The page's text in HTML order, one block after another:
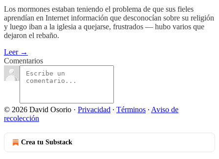
Los mormones estaban teniendo el problema de que sus fieles
aprendían en Internet información que desconocían sobre su religión
y luego iban a la iglesia a quejarse, frustrados — hubo varios que
dejaron el rebaño.
Leer →
Comentarios
© 2026 David Osorio · Privacidad ∙ Términos ∙ Aviso de
recolección
Crea tu Substack